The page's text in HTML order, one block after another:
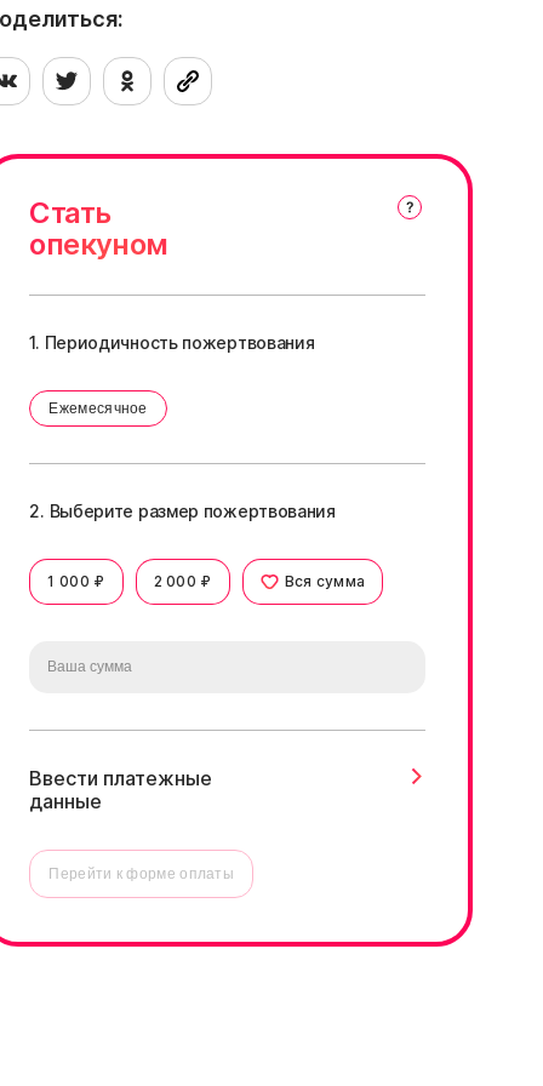
Стать
опекуном
1. Периодичность пожертвования
Ежемесячное
2. Выберите размер пожертвования
1 000 ₽ 2 000 ₽ Вся сумма
Ввести платежные
данные
Перейти к форме оплаты